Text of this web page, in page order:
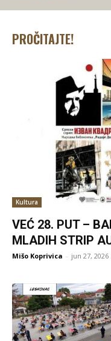
PROČITAJTE!
Kultura
VEĆ 28. PUT –
MLADIH STRIP
Mišo Koprivica - jun 27, 2026